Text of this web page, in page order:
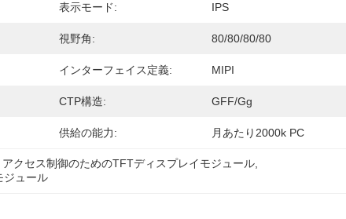
表示モード: IPS
視野角: 80/80/80/80
インターフェイス定義: MIPI
CTP構造: GFF/gg
供給の能力: 月あたり2000k PC
アクセス制御のためのTFTディスプレイモジュール
ジュール